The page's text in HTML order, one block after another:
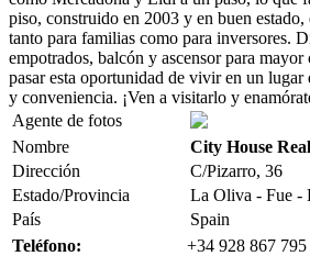
piso, construido en 2003 y en buen
tanto para familias como para inversores.
empotrados, balcón y ascensor para
pasar esta oportunidad de vivir en un
y conveniencia. ¡Ven a visitarlo y
Agente de fotos
Nombre
City House
Dirección
C/Pizarro, 36
Estado/Provincia
La Oliva - Fue -
País
Spain
Teléfono:
+34 928 867 795